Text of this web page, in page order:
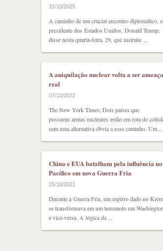
31/10/2025
A caminho de um crucial encontro diplomático, o
presidente dos Estados Unidos, Donald Trump,
disse nesta quarta-feira, 29, que instruiu ...
A aniquilação nuclear volta a ser ameaça
real
07/10/2022
The New York Times; Dois países que
possuem armas nucleares estão em rota de
sem uma alternativa óbvia a esse caminho. Um ...
China e EUA batalham pela influência no
Pacífico em nova Guerra Fria
25/10/2021
Durante a Guerra Fria, um espirro dado no
se transformava em um terremoto em
e vice-versa. A lógica da ...